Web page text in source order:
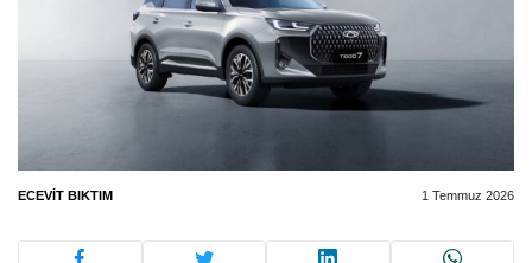
ECEVIT BIKTIM 1 Temmuz 2026